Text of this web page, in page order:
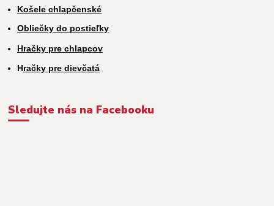
Košele chlapčenské
Obliečky do postieľky
Hračky pre chlapcov
Hračky pre dievčatá
Sledujte nás na Facebooku